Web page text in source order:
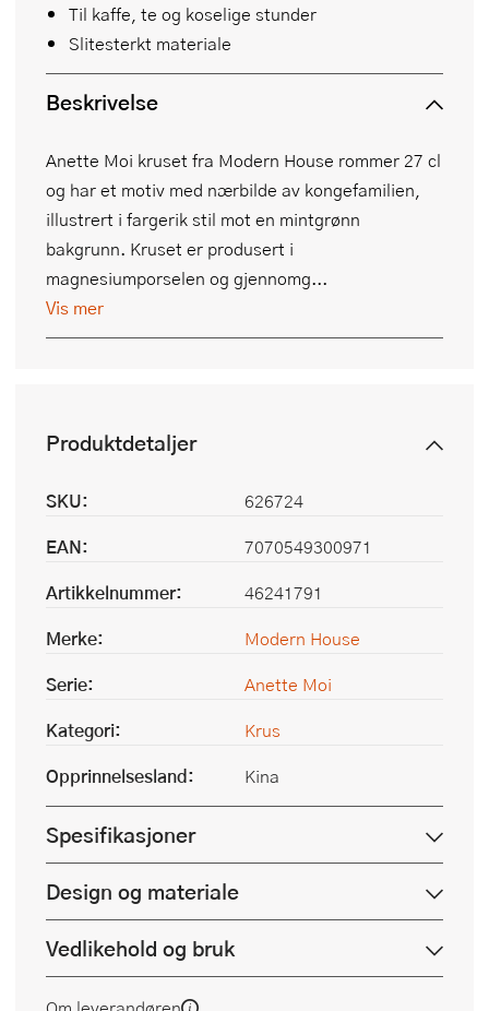
Til kaffe, te og koselige stunder
Slitesterkt materiale
Beskrivelse
Anette Moi kruset fra Modern House rommer 27 cl
og har et motiv med nærbilde av kongefamilien,
illustrert i fargerik stil mot en mintgrønn
bakgrunn. Kruset er produsert i
magnesiumporselen og gjennomg...
Vis mer
Produktdetaljer
SKU:
626724
EAN:
7070549300971
Artikkelnummer:
46241791
Merke:
Modern House
Serie:
Anette Moi
Kategori:
Krus
Opprinnelsesland:
Kina
Spesifikasjoner
Design og materiale
Vedlikehold og bruk